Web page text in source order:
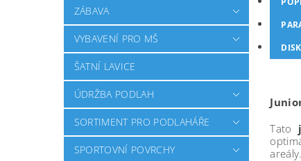
ZÁBAVA
VYBAVENÍ PRO MŠ
ŠATNÍ LAVICE
ÚDRŽBA PODLAH
SORTIMENT PRO PODLAHÁŘE
SPORTOVNÍ POVRCHY
Tato